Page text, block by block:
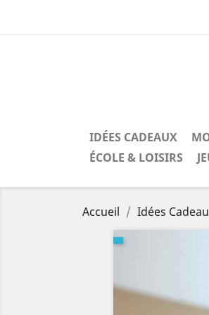
IDÉES CADEAUX
ÉCOLE & LOISIRS
Accueil Idées